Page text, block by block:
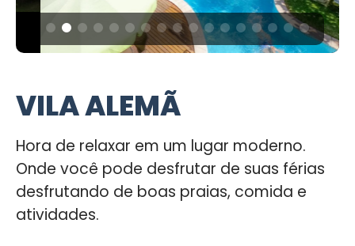
VILA ALEMÃ
Hora de relaxar em um lugar moderno.
Onde você pode desfrutar de suas férias
desfrutando de boas praias, comida e
atividades.